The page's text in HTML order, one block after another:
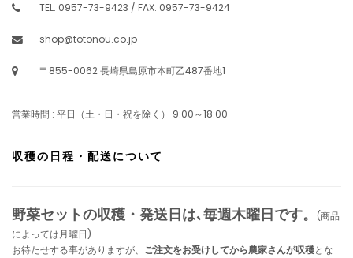
TEL: 0957-73-9423 / FAX: 0957-73-9424
shop@totonou.co.jp
〒855-0062 長崎県島原市本町乙487番地1
営業時間 : 平日（土・日・祝を除く） 9:00～18:00
収穫の日程・配送について
野菜セットの収穫・発送日は､毎週木曜日です。
(商品
によっては月曜日)
お待たせする事がありますが、 ご注文をお受けしてから農家さんが収穫とな